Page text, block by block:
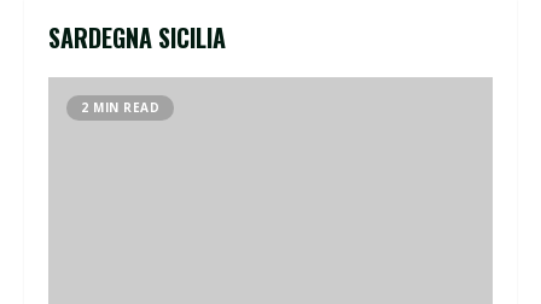
SARDEGNA SICILIA
2 MIN READ